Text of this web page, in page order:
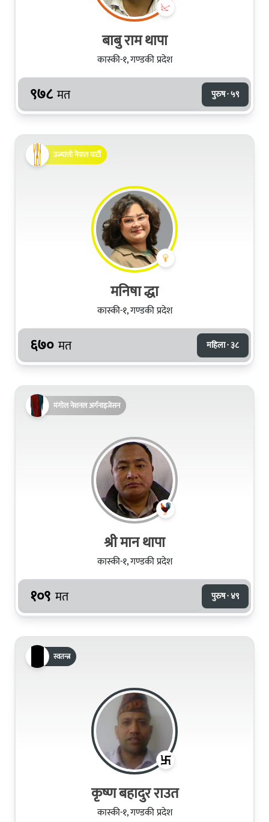
बाबु राम थापा
कास्की-१, गण्डकी प्रदेश
९७८ मत पुरुष · ५९
उज्यालो नेपाल पार्टी
मनिषा द्धा
कास्की-१, गण्डकी प्रदेश
६७० मत महिला · ३८
मंगोल नेशनल अर्गनाइजेसन
श्री मान थापा
कास्की-१, गण्डकी प्रदेश
१०९ मत पुरुष · ४९
स्वतन्त्र
कृष्ण बहादुर राउत
कास्की-१, गण्डकी प्रदेश